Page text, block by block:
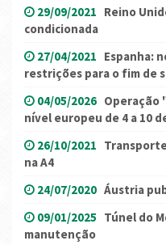
29/09/2021 Reino
condicionada
27/04/2021 Espanha:
restrições para o fim de
04/05/2026 Operação
nível europeu de 4 a 10
26/10/2021
na A4
24/07/2020 Áustria
09/01/2025 Túnel do
manutenção